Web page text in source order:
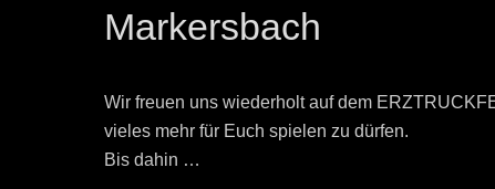
Markersbach
Wir freuen uns wiederholt auf dem
vieles mehr für Euch spielen zu dürfen.
Bis dahin …